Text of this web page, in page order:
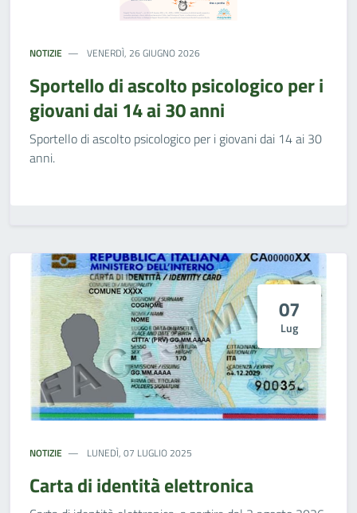
NOTIZIE VENERDÌ, 26 GIUGNO 2026
Sportello di ascolto psicologico per i
giovani dai 14 ai 30 anni
Sportello di ascolto psicologico per i giovani dai 14 ai 30
anni.
07
Lug
NOTIZIE LUNEDÌ, 07 LUGLIO 2025
Carta di identità elettronica